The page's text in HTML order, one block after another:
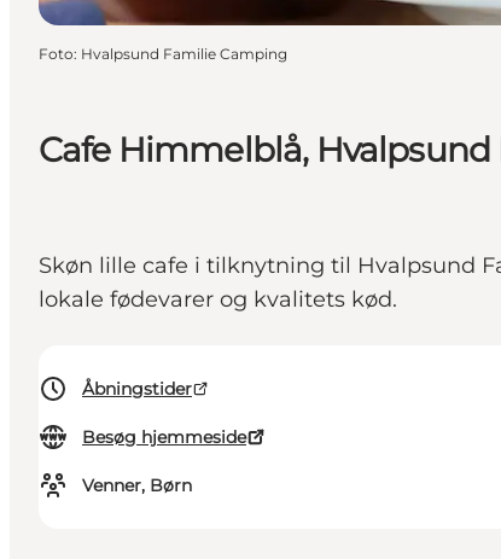
Cafe Himmelblå,
Skøn lille cafe i tilknytning til Hvalpsund
lokale fødevarer og kvalitets kød.
Åbningstider
Besøg hjemmeside
Venner, Børn
Foto: Hvalpsund Familie Camping